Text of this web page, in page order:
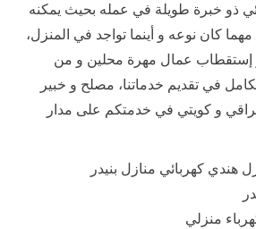
ذو خبرة طويلة في عمله بحيث يمكنه
كان نوعه و أينما تواجد في المنزل،
عمال مهرة محلين و من
في تقديم خدماتنا، مصلح و خبير
و كويتي في خدمتكم على مدار
هندي كهربائي منازل بنيدر
منزلي